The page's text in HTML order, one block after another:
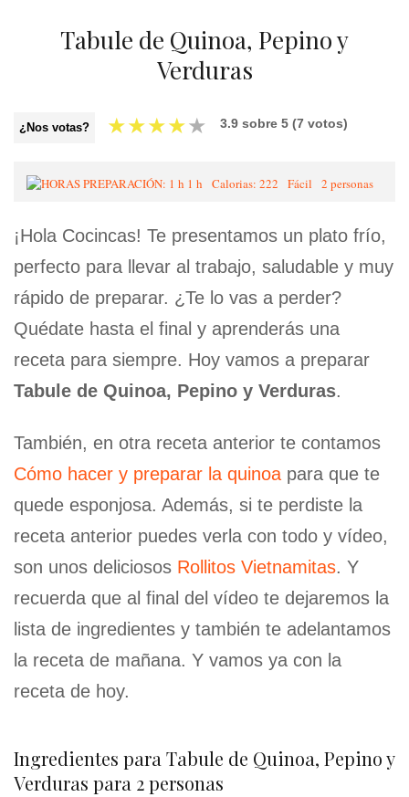
Tabule de Quinoa, Pepino y
Verduras
¿Nos votas? ★★★★★ 3.9 sobre 5 (7 votos)
1 h Calorias: 222 Fácil 2 personas
¡Hola Cocincas! Te presentamos un plato frío,
perfecto para llevar al trabajo, saludable y muy
rápido de preparar. ¿Te lo vas a perder?
Quédate hasta el final y aprenderás una
receta para siempre. Hoy vamos a preparar
Tabule de Quinoa, Pepino y Verduras.
También, en otra receta anterior te contamos
Cómo hacer y preparar la quinoa para que te
quede esponjosa. Además, si te perdiste la
receta anterior puedes verla con todo y vídeo,
son unos deliciosos Rollitos Vietnamitas. Y
recuerda que al final del vídeo te dejaremos la
lista de ingredientes y también te adelantamos
la receta de mañana. Y vamos ya con la
receta de hoy.
Ingredientes para Tabule de Quinoa, Pepino y
Verduras para 2 personas